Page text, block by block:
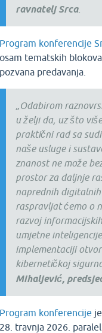
ravnatelj Srca.
Program konferencije
osam tematskih
pozvana predavanja.
„Odabirom
u želji da, uz što
praktični rad sa
naše usluge i
znanost ne može
prostor za daljnje
naprednih
raspravljat ćemo o
razvoj
umjetne
implementaciji
kibernetičkoj
Mihaljević,
Program konferencije
28. travnja 2026.